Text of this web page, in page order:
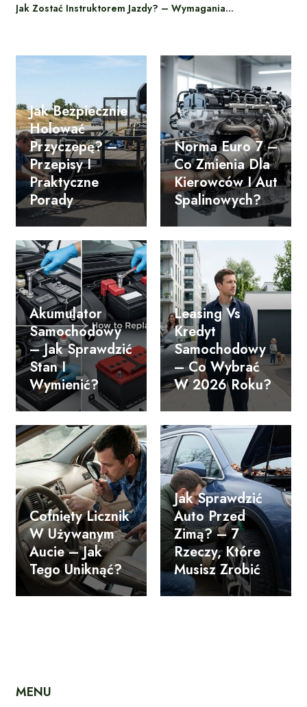
Jak Zostać Instruktorem Jazdy? – Wymagania…
Jak Bezpiecznie
Holować
Przyczepę? –
Przepisy I
Praktyczne
Porady
Norma Euro 7 –
Co Zmienia Dla
Kierowców I Aut
Spalinowych?
Akumulator
Samochodowy
– Jak Sprawdzić
Stan I
Wymienić?
Leasing Vs
Kredyt
Samochodowy
– Co Wybrać
W 2026 Roku?
Cofnięty Licznik
W Używanym
Aucie – Jak
Tego Uniknąć?
Jak Sprawdzić
Auto Przed
Zimą? – 7
Rzeczy, Które
Musisz Zrobić
MENU